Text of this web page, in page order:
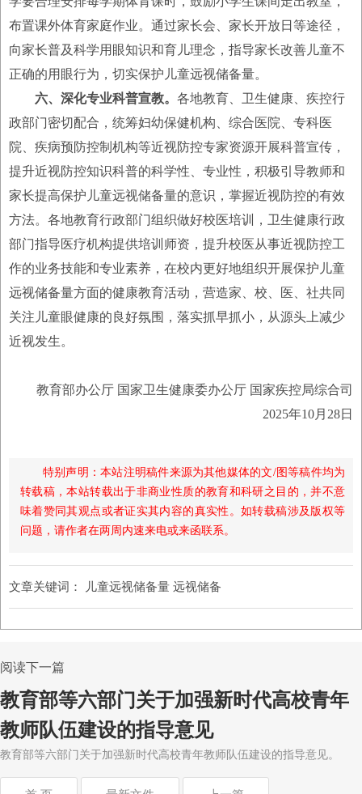
布置课外体育家庭作业。通过家长会、家长开放日等途径，
向家长普及科学用眼知识和育儿理念，指导家长改善儿童不
正确的用眼行为，切实保护儿童远视储备量。
六、深化专业科普宣教。 各地教育、卫生健康、疾控行
政部门密切配合，统筹妇幼保健机构、综合医院、专科医
院、疾病预防控制机构等近视防控专家资源开展科普宣传，
提升近视防控知识科普的科学性、专业性，积极引导教师和
家长提高保护儿童远视储备量的意识，掌握近视防控的有效
方法。各地教育行政部门组织做好校医培训，卫生健康行政
部门指导医疗机构提供培训师资，提升校医从事近视防控工
作的业务技能和专业素养，在校内更好地组织开展保护儿童
远视储备量方面的健康教育活动，营造家、校、医、社共同
关注儿童眼健康的良好氛围，落实抓早抓小，从源头上减少
近视发生。
教育部办公厅 国家卫生健康委办公厅 国家疾控局综合司
2025年10月28日
特别声明：本站注明稿件来源为其他媒体的文/图等稿件均为
转载稿，本站转载出于非商业性质的教育和科研之目的，并不意
味着赞同其观点或者证实其内容的真实性。如转载稿涉及版权等
问题，请作者在两周内速来电或来函联系。
文章关键词： 儿童远视储备量 远视储备
阅读下一篇
教育部等六部门关于加强新时代高校青年
教师队伍建设的指导意见
教育部等六部门关于加强新时代高校青年教师队伍建设的指导意见。